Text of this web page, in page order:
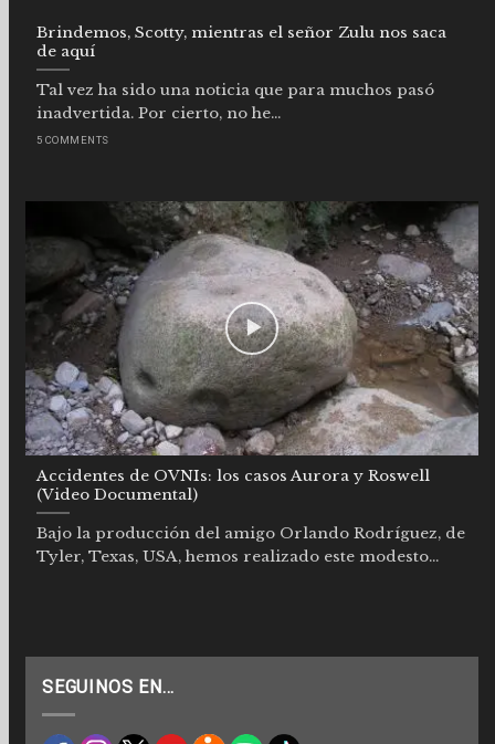
Brindemos, Scotty, mientras el señor Zulu nos saca
de aquí
Tal vez ha sido una noticia que para muchos pasó
inadvertida. Por cierto, no he...
5 COMMENTS
Accidentes de OVNIs: los casos Aurora y Roswell
(Video Documental)
Bajo la producción del amigo Orlando Rodríguez, de
Tyler, Texas, USA, hemos realizado este modesto...
SEGUINOS EN…